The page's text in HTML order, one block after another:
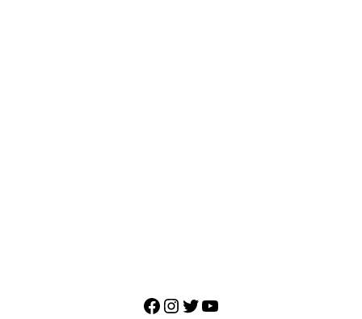
Facebook
Instagram
Twitter
YouTube